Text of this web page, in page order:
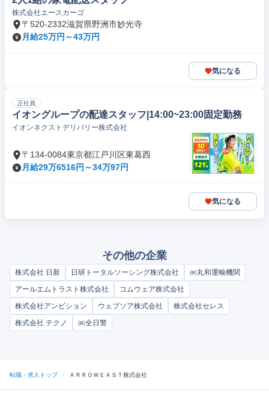
株式会社エースカーゴ
〒520-2332滋賀県野洲市妙光寺
月給25万円～43万円
気になる
正社員
イオングループの配達スタッフ|14:00~23:00固定勤務
イオンネクストデリバリー株式会社
〒134-0084東京都江戸川区東葛西
月給29万6516円～34万97円
気になる
その他の企業
株式会社 日新 日研トータルソーシング株式会社
㈱丸和運輸機関
アールエムトラスト株式会社
コムウェア株式会社
株式会社アンビション
ウェブソア株式会社
株式会社セレス
株式会社 テクノ
㈱全日警
転職・求人トップ / ＡＲＲＯＷＥＡＳＴ株式会社